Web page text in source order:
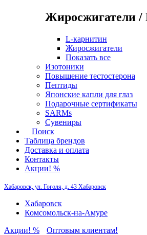
Жиросжигатели /
L-карнитин
Жиросжигатели
Показать все
Изотоники
Повышение тестостерона
Пептиды
Японские капли для глаз
Подарочные сертификаты
SARMs
Сувениры
Поиск
Таблица брендов
Доставка и оплата
Контакты
Акции! %
Хабаровск, ул. Гоголя, д. 43 Хабаровск
Хабаровск
Комсомольск-на-Амуре
Акции! %
Оптовым клиентам!